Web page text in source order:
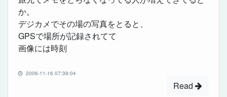
か。
デジカメでその場の写真をとると、
GPSで場所が記録されてて
画像には時刻
2006-11-16 07:39:04
Read